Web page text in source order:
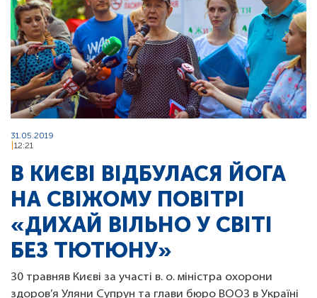
31.05.2019
12:21
В КИЄВІ ВІДБУЛАСЯ ЙОГА
НА СВІЖОМУ ПОВІТРІ
«ДИХАЙ ВІЛЬНО У СВІТІ
БЕЗ ТЮТЮНУ»
30 травняв Києві за участі в. о. міністра охорони
здоров’я Уляни Супрун та глави бюро ВООЗ в Україні